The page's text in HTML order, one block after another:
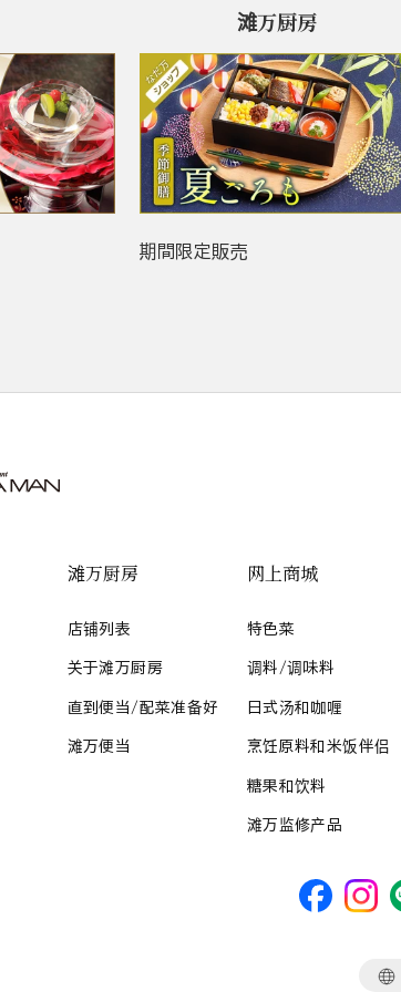
滩万厨房
期間限定販売
滩万厨房
店铺列表
关于滩万厨房
直到便当/配菜准备好
滩万便当
网上商城
特色菜
调料/调味料
日式汤和咖喱
烹饪原料和米饭伴侣
糖果和饮料
滩万监修产品
语